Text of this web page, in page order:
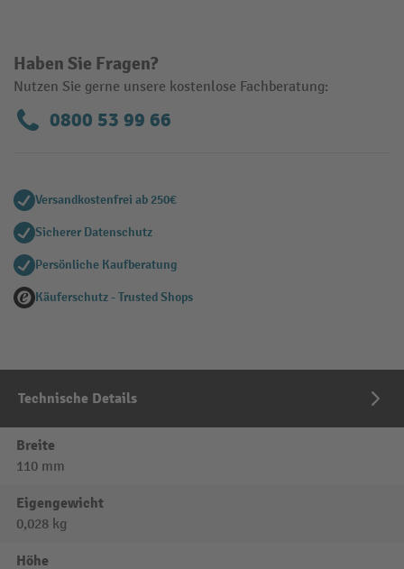
Haben Sie Fragen?
Nutzen Sie gerne unsere kostenlose Fachberatung:
0800 53 99 66
Versandkostenfrei ab 250€
Sicherer Datenschutz
Persönliche Kaufberatung
Käuferschutz - Trusted Shops
Technische Details
Breite
110 mm
Eigengewicht
0,028 kg
Höhe